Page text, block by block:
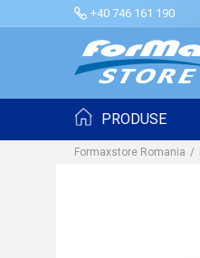
+40 746 161 190
PRODUSE
Formaxstore Romania